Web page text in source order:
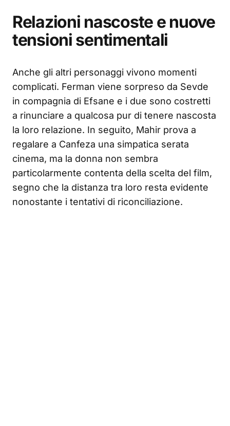
Relazioni nascoste e nuove
tensioni sentimentali
Anche gli altri personaggi vivono momenti
complicati. Ferman viene sorpreso da Sevde
in compagnia di Efsane e i due sono costretti
a rinunciare a qualcosa pur di tenere nascosta
la loro relazione. In seguito, Mahir prova a
regalare a Canfeza una simpatica serata
cinema, ma la donna non sembra
particolarmente contenta della scelta del film,
segno che la distanza tra loro resta evidente
nonostante i tentativi di riconciliazione.